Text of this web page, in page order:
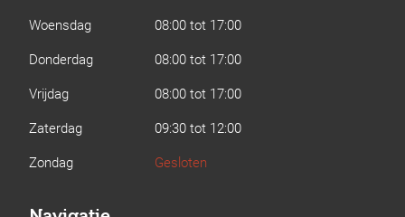
Woensdag
08:00 tot 17:00
Donderdag
08:00 tot 17:00
Vrijdag
08:00 tot 17:00
Zaterdag
09:30 tot 12:00
Zondag
Gesloten